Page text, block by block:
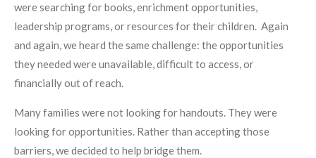
were searching for books, enrichment opportunities,
leadership programs, or resources for their children. Again
and again, we heard the same challenge: the opportunities
they needed were unavailable, difficult to access, or
financially out of reach.
Many families were not looking for handouts. They were
looking for opportunities. Rather than accepting those
barriers, we decided to help bridge them.